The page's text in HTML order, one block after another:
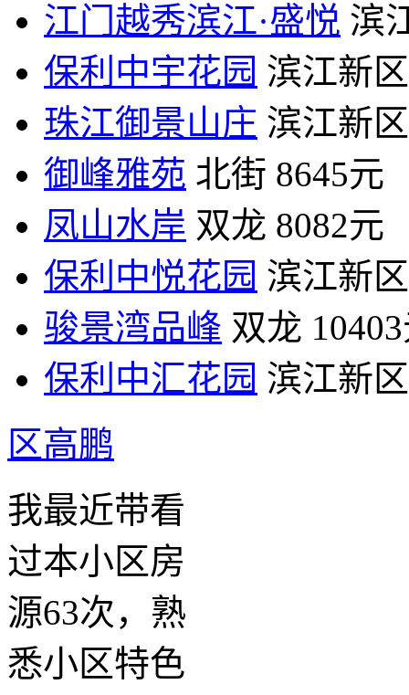
江门越秀滨江·盛悦 滨
保利中宇花园 滨江新区
珠江御景山庄 滨江新区
御峰雅苑 北街 8645元
凤山水岸 双龙 8082元
保利中悦花园 滨江新区
骏景湾品峰 双龙
保利中汇花园 滨江新区
区高鹏
我最近带看
过本小区房
源63次，熟
悉小区特色